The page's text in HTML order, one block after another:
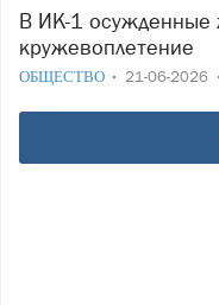
В ИК-1 осужденные женщины осваивают
кружевоплетение
ОБЩЕСТВО 21-06-2026